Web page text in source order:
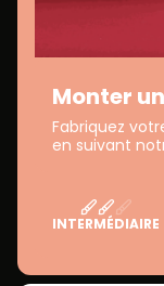
Monter
Fabriquez
en suivant
INTERMÉDIAIRE